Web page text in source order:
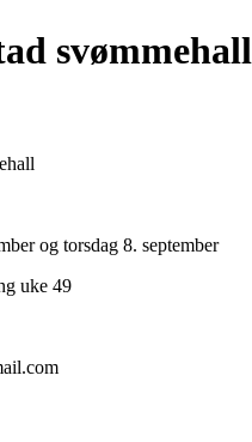
svømmehall
og torsdag 8. september
uke 49